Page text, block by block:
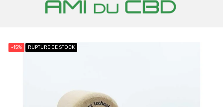
-15% RUPTURE DE STOCK